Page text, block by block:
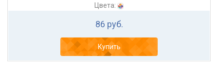
Цвета:
86 руб.
Купить